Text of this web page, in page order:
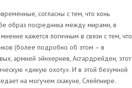
согласны с тем, что конь
образ посредника между мирами, в
кажется логичным в связи с тем, что
(более подробно об этом – в
армией эйнхериев, Асгардрейден, этот
«дикую охоту». И в этой безумной
на могучем скакуне, Слейпнире.